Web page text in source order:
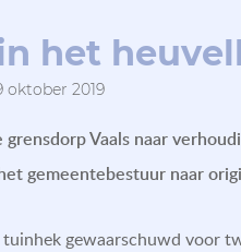
het
oktober 2019
Vaals naar
gemeentebestuur naar
gewaarschuwd voor